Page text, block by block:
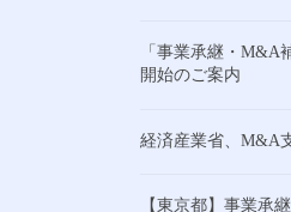
「事業承継・M&A
開始のご案内
経済産業省、M&A
【東京都】事業承